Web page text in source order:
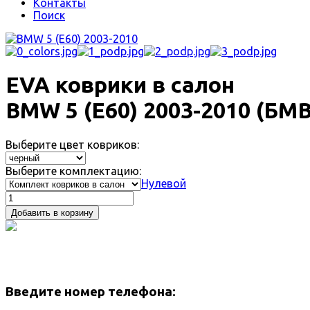
Контакты
Поиск
EVA коврики в салон
BMW 5 (Е60) 2003-2010
Выберите цвет ковриков:
Выберите комплектацию:
Нулевой
Добавить в корзину
Введите номер телефона: